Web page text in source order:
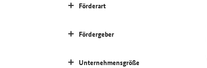
Förderart
Fördergeber
Unternehmensgröße